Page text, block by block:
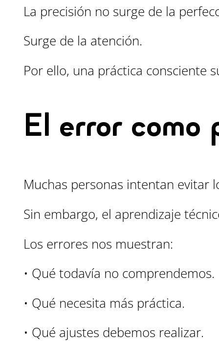
La precisión no surge de la
Surge de la atención.
Por ello, una práctica consciente
El error como
Muchas personas intentan evitar
Sin embargo, el aprendizaje
Los errores nos muestran:
• Qué todavía no comprendemos.
• Qué necesita más práctica.
• Qué ajustes debemos realizar.